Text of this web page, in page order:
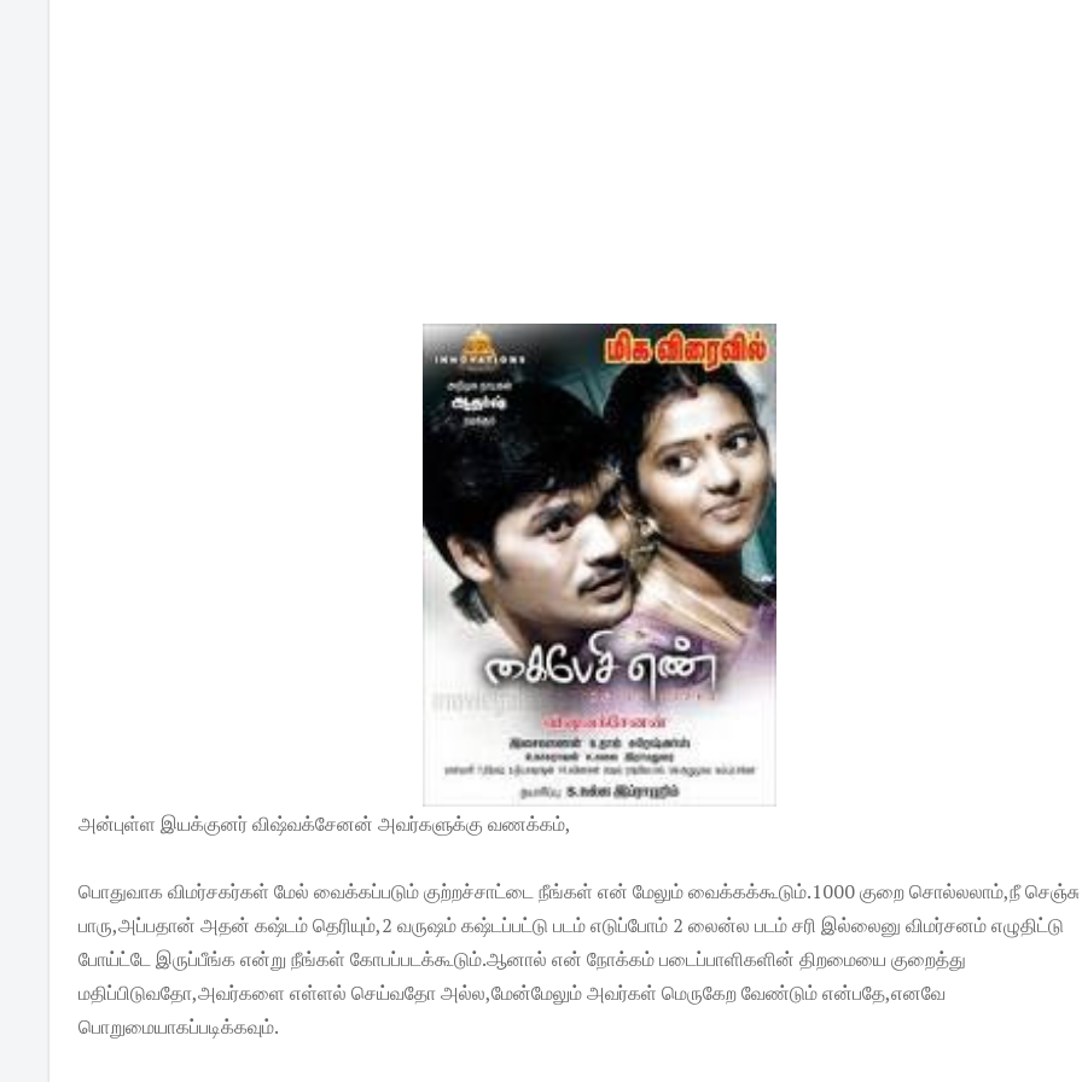
அன்புள்ள இயக்குனர் விஷ்வக்சேனன் அவர்களுக்கு வணக்கம்,
பொதுவாக விமர்சகர்கள் மேல் வைக்கப்படும் குற்றச்சாட்டை நீங்கள் என் மேலும் வைக்கக்கூடும்.1000 குறை சொல்லலாம்,நீ செஞ்சு
பாரு,அப்பதான் அதன் கஷ்டம் தெரியும்,2 வருஷம் கஷ்டப்பட்டு படம் எடுப்போம் 2 லைன்ல படம் சரி இல்லைனு விமர்சனம் எழுதிட்டு
போய்ட்டே இருப்பீங்க என்று நீங்கள் கோபப்படக்கூடும்.ஆனால் என் நோக்கம் படைப்பாளிகளின் திறமையை குறைத்து
மதிப்பிடுவதோ,அவர்களை எள்ளல் செய்வதோ அல்ல,மேன்மேலும் அவர்கள் மெருகேற வேண்டும் என்பதே,எனவே
பொறுமையாகப்படிக்கவும்.